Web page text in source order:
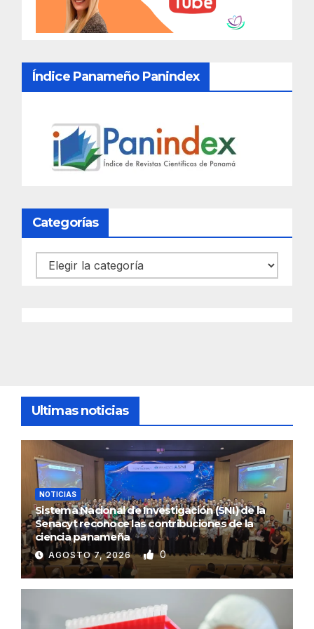
Índice Panameño Panindex
Categorías
Categorías
Ultimas noticias
NOTICIAS
Sistema Nacional de Investigación (SNI) de la
Senacyt reconoce las contribuciones de la
ciencia panameña
AGOSTO 7, 2026 0